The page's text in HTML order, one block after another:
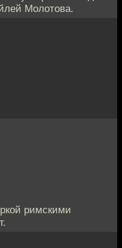
Молотова.
римскими